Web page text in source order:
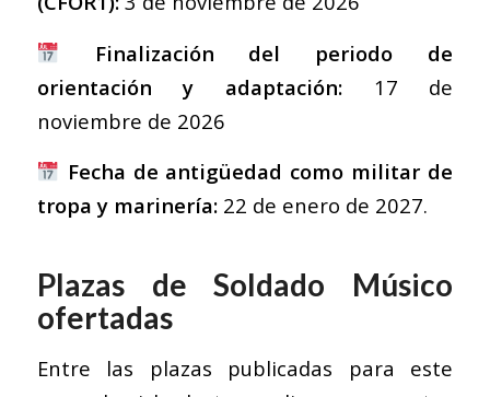
Finalización del periodo de
orientación y adaptación: 17 de
noviembre de 2026
Fecha de antigüedad como militar de
tropa y marinería:22 de enero de 2027.
Plazas de Soldado Músico
ofertadas
Entre las plazas publicadas para este